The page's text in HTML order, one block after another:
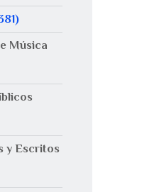
Música
y Escritos